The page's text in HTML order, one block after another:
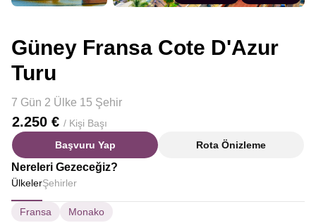
Güney Fransa Cote D'Azur
Turu
7 Gün 2 Ülke 15 Şehir
2.250 € / Kişi Başı
Başvuru Yap
Rota Önizleme
Nereleri Gezeceğiz?
ÜlkelerŞehirler
Fransa Monako